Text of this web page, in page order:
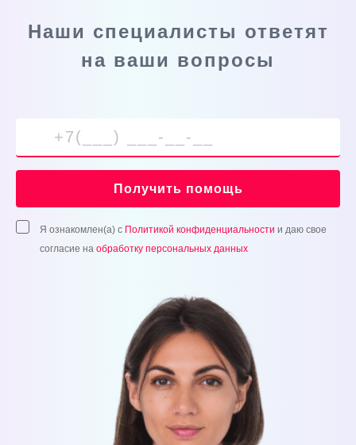
Наши специалисты ответят
на ваши вопросы
Получить помощь
Я ознакомлен(а) с Политикой конфиденциальности и даю свое
согласие на обработку персональных данных